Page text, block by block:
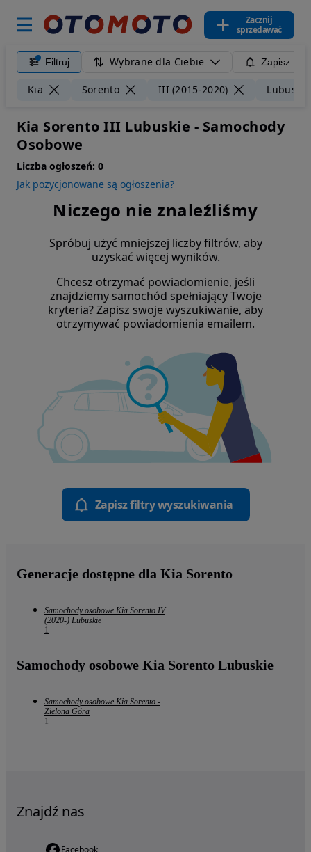
Zacznij
sprzedawać
Filtruj Wybrane dla Ciebie Zapisz
Kia Sorento III (2015-2020) Lubuskie
Kia Sorento III Lubuskie - Samochody
Osobowe
Liczba ogłoszeń: 0
Jak pozycjonowane są ogłoszenia?
Niczego nie znaleźliśmy
Spróbuj użyć mniejszej liczby filtrów, aby
uzyskać więcej wyników.
Chcesz otrzymać powiadomienie, jeśli
znajdziemy samochód spełniający Twoje
kryteria? Zapisz swoje wyszukiwanie, aby
otrzymywać powiadomienia emailem.
Zapisz filtry wyszukiwania
Generacje dostępne dla Kia Sorento
Samochody osobowe Kia Sorento IV
(2020-) Lubuskie
1
Samochody osobowe Kia Sorento Lubuskie
Samochody osobowe Kia Sorento -
Zielona Góra
1
Znajdź nas